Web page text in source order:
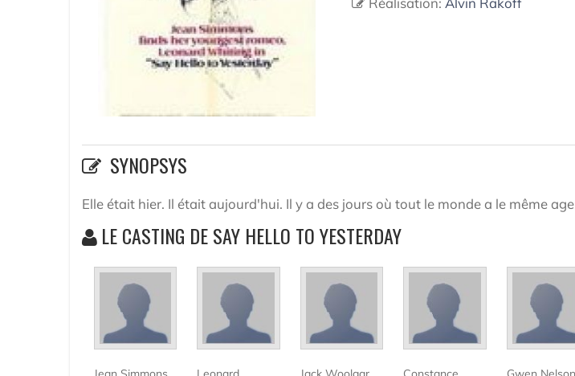
SYNOPSYS
Elle était hier. Il était aujourd'hui. Il y a des jours où tout le monde a le même
LE CASTING DE SAY HELLO TO YESTERDAY